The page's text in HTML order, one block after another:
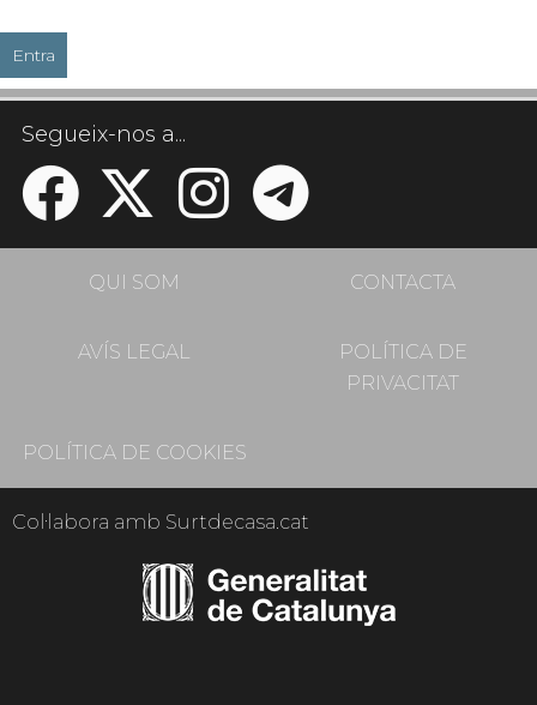
Segueix-nos a...
QUI SOM CONTACTA
AVÍS LEGAL
POLÍTICA DE
PRIVACITAT
POLÍTICA DE COOKIES
Col·labora amb Surtdecasa.cat